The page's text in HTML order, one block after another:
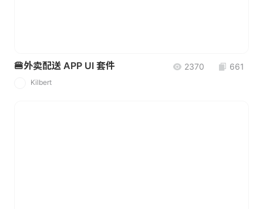
🍔外卖配送 APP UI 套件 2370 661
Kilbert